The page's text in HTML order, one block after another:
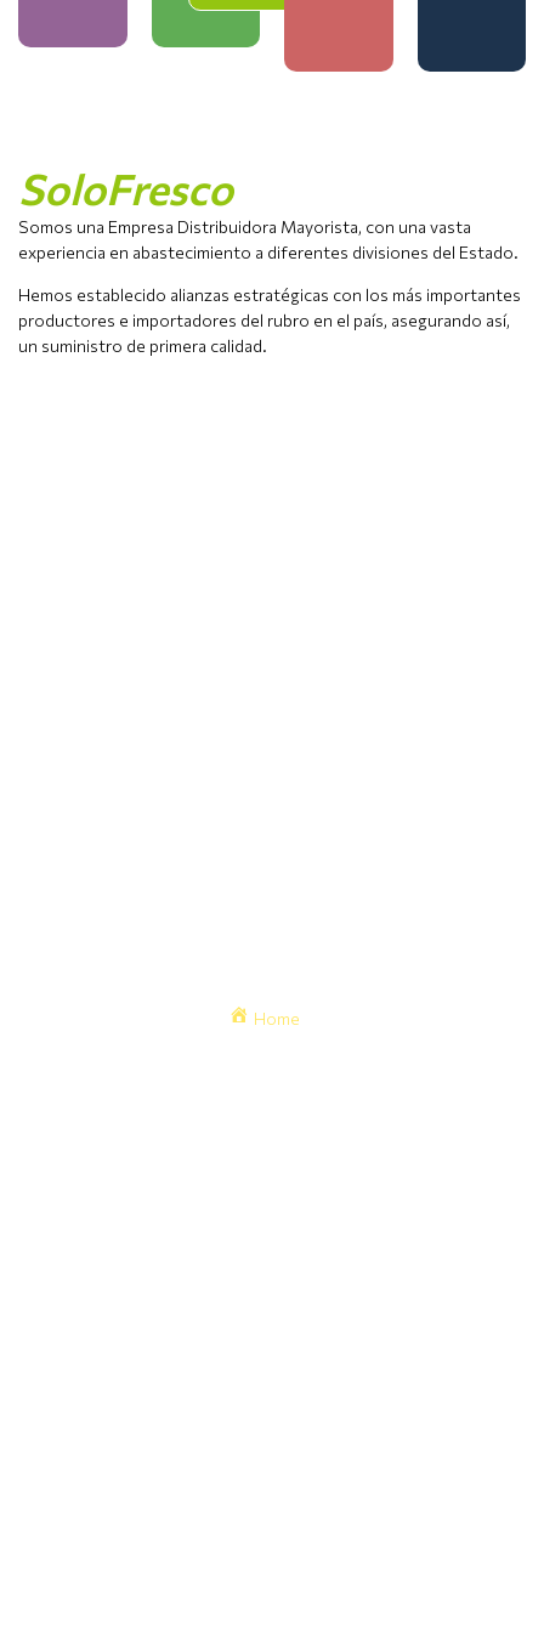
SoloFresco
Somos una Empresa Distribuidora Mayorista, con una vasta
experiencia en abastecimiento a diferentes divisiones del Estado.
Hemos establecido alianzas estratégicas con los más importantes
productores e importadores del rubro en el país, asegurando así,
un suministro de primera calidad.
Home